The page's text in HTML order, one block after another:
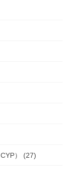
） (27)